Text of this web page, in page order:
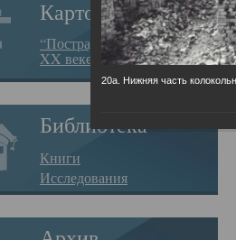
Картотека
“Пострадавшие за веру в
XX веке на Севере”
Библиотека
Книги
Исследования
20а. Нижняя часть